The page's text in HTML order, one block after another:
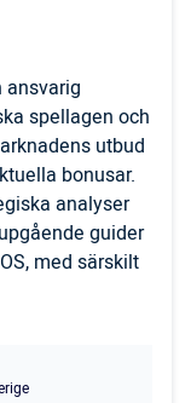
spellagen och
utbud
bonusar.
analyser
guider
med särskilt